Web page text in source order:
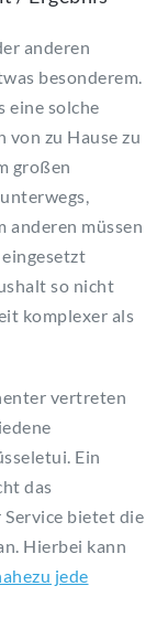
anderen
besonderem.
eine solche
von zu Hause zu
großen
anderen müssen
so nicht
komplexer als
vertreten
Ein
das
Service bietet die
Hierbei kann
jede